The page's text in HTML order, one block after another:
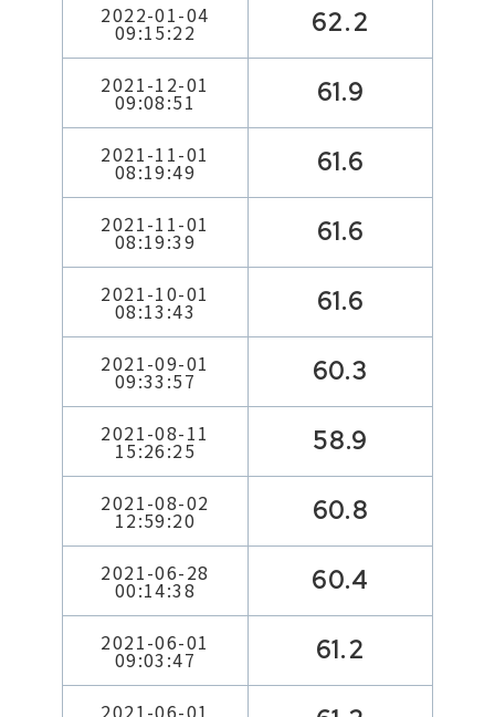
2022-01-04
09:15:22 62.2
2021-12-01
09:08:51 61.9
2021-11-01
08:19:49 61.6
2021-11-01
08:19:39 61.6
2021-10-01
08:13:43 61.6
2021-09-01
09:33:57 60.3
2021-08-11
15:26:25 58.9
2021-08-02
12:59:20 60.8
2021-06-28
00:14:38 60.4
2021-06-01
09:03:47 61.2
2021-06-01